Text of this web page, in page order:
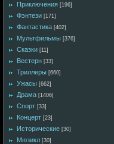
Приключения [196]
Фэнтези [171]
Фантастика [402]
Мультфильмы [376]
Сказки [11]
Вестерн [33]
Триллеры [660]
Ужасы [662]
Драма [1406]
Спорт [33]
Концерт [23]
Исторические [30]
Мюзикл [30]